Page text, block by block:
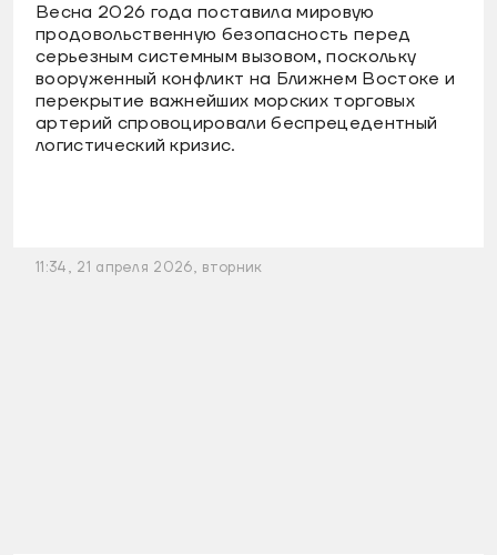
Весна 2026 года поставила мировую
продовольственную безопасность перед
серьезным системным вызовом, поскольку
вооруженный конфликт на Ближнем Востоке и
перекрытие важнейших морских торговых
артерий спровоцировали беспрецедентный
логистический кризис.
11:34, 21 апреля 2026, вторник